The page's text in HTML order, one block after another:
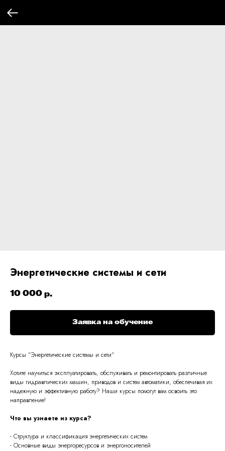
Энергетические системы и сети
10 000 р.
Заявка на обучение
Курсы "Энергетические системы и сети"
Хотите научиться эксплуатировать, обслуживать и ремонтировать различные
виды гидравлических машин, приводов и систем автоматики, обеспечивая их
надежную и эффективную работу? Наши курсы помогут вам освоить это
направление!
Что вы узнаете из курса?
- Структура и классификация энергетических систем
- Основные виды энергоресурсов и энергоносителей